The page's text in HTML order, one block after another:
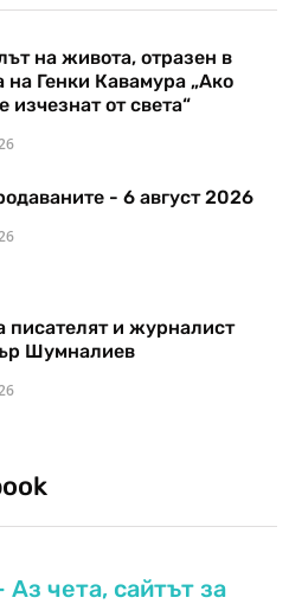
на живота, отразен в
на Генки Кавамура „Ако
изчезнат от света“
- 6 август 2026
писателят и журналист
Шумналиев
чета, сайтът за